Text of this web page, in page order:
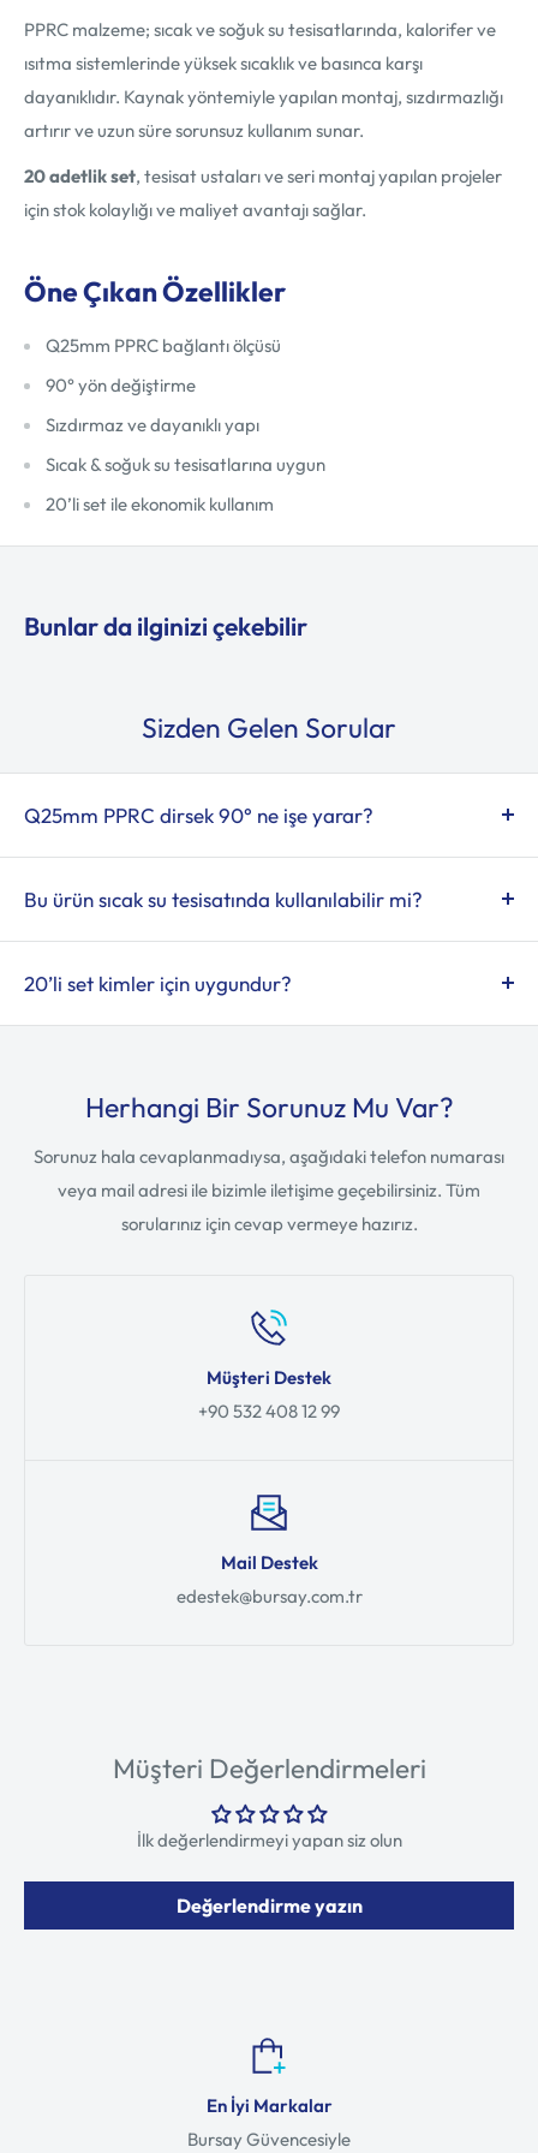
PPRC malzeme; sıcak ve soğuk su tesisatlarında, kalorifer ve
ısıtma sistemlerinde yüksek sıcaklık ve basınca karşı
dayanıklıdır. Kaynak yöntemiyle yapılan montaj, sızdırmazlığı
artırır ve uzun süre sorunsuz kullanım sunar.
20 adetlik set, tesisat ustaları ve seri montaj yapılan projeler
için stok kolaylığı ve maliyet avantajı sağlar.
Öne Çıkan Özellikler
Q25mm PPRC bağlantı ölçüsü
90° yön değiştirme
Sızdırmaz ve dayanıklı yapı
Sıcak & soğuk su tesisatlarına uygun
20’li set ile ekonomik kullanım
Bunlar da ilginizi çekebilir
Sizden Gelen Sorular
Q25mm PPRC dirsek 90° ne işe yarar?
PPRC boru tesisatlarında akış yönünü 90 derece
değiştirmek için kullanılır.
Bu ürün sıcak su tesisatında kullanılabilir mi?
Evet. PPRC malzeme sıcak ve soğuk su tesisatlarında
güvenle kullanılabilir.
20’li set kimler için uygundur?
Profesyonel tesisat ustaları ve çoklu montaj yapan
Herhangi Bir Sorunuz Mu Var?
Sorunuz hala cevaplanmadıysa, aşağıdaki telefon numarası
veya mail adresi ile bizimle iletişime geçebilirsiniz. Tüm
sorularınız için cevap vermeye hazırız.
Müşteri Destek
+90 532 408 12 99
Mail Destek
edestek@bursay.com.tr
Müşteri Değerlendirmeleri
İlk değerlendirmeyi yapan siz olun
Değerlendirme yazın
En İyi Markalar
Bursay Güvencesiyle